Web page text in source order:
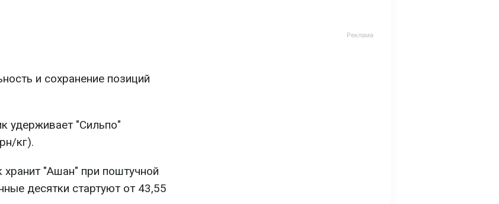
и сохранение позиций
удерживает "Сильпо"
кг).
хранит "Ашан" при поштучной
десятки стартуют от 43,55